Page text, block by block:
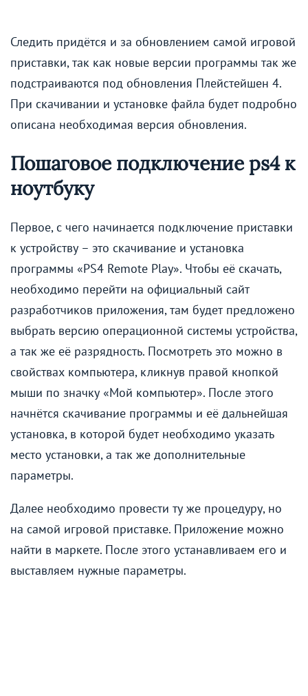
Следить придётся и за обновлением самой игровой
приставки, так как новые версии программы так же
подстраиваются под обновления Плейстейшен 4.
При скачивании и установке файла будет подробно
описана необходимая версия обновления.
Пошаговое подключение ps4 к
ноутбуку
Первое, с чего начинается подключение приставки
к устройству – это скачивание и установка
программы «PS4 Remote Play». Чтобы её скачать,
необходимо перейти на официальный сайт
разработчиков приложения, там будет предложено
выбрать версию операционной системы устройства,
а так же её разрядность. Посмотреть это можно в
свойствах компьютера, кликнув правой кнопкой
мыши по значку «Мой компьютер». После этого
начнётся скачивание программы и её дальнейшая
установка, в которой будет необходимо указать
место установки, а так же дополнительные
параметры.
Далее необходимо провести ту же процедуру, но
на самой игровой приставке. Приложение можно
найти в маркете. После этого устанавливаем его и
выставляем нужные параметры.